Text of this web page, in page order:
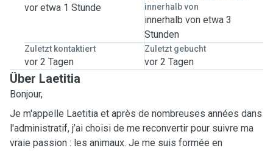
vor etwa 1 Stunde
innerhalb von
innerhalb von etwa 3
Stunden
Zuletzt kontaktiert
vor 2 Tagen
Zuletzt gebucht
vor 2 Tagen
Über Laetitia
Bonjour,
Je m'appelle Laetitia et après de nombreuses années dans
l'administratif, j’ai choisi de me reconvertir pour suivre ma
vraie passion : les animaux. Je me suis formée en